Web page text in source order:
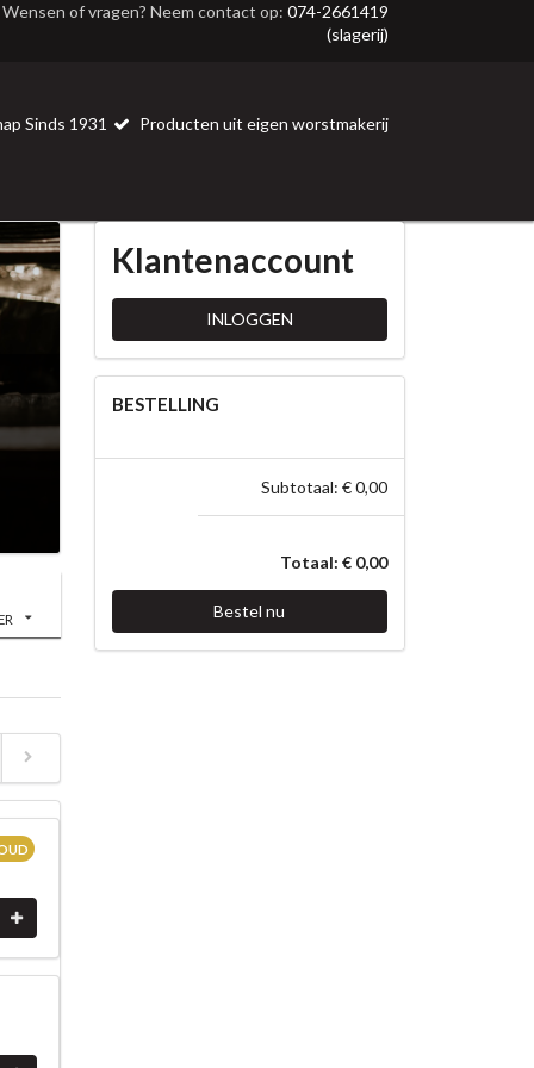
Wensen of vragen? Neem contact op: 074-2661419
(slagerij)
Sinds 1931 Producten uit eigen worstmakerij
Klantenaccount
INLOGGEN
BESTELLING
Subtotaal: € 0,00
Totaal: € 0,00
Bestel nu